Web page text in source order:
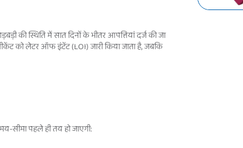
की स्थिति में सात दिनों के भीतर आपत्तियां दर्ज की जा
को लेटर ऑफ इंटेंट (LOI) जारी किया जाता है, जबकि
सीमा पहले ही तय हो जाएगी: